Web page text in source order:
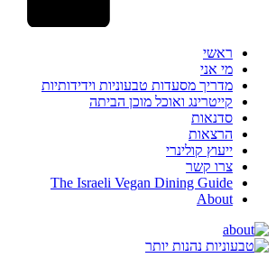
ראשי
מי אני
מדריך מסעדות טבעוניות וידידותיות
קייטרינג ואוכל מוכן הביתה
סדנאות
הרצאות
ייעוץ קולינרי
צרו קשר
The Israeli Vegan Dining Guide
About